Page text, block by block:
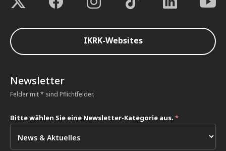
IKRK-Websites
Newsletter
Felder mit * sind Pflichtfelder.
Bitte wählen Sie eine Newsletter-Kategorie aus. *